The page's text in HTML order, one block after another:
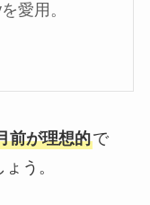
愛用。
前が理想的で
う。